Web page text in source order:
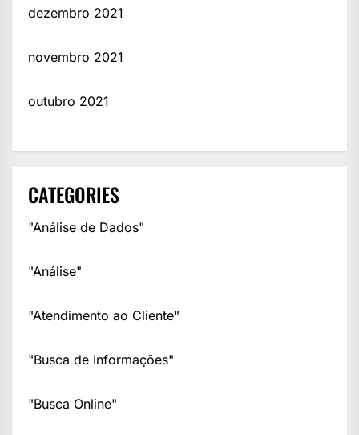
dezembro 2021
novembro 2021
outubro 2021
CATEGORIES
"Análise de Dados"
"Análise"
"Atendimento ao Cliente"
"Busca de Informações"
"Busca Online"